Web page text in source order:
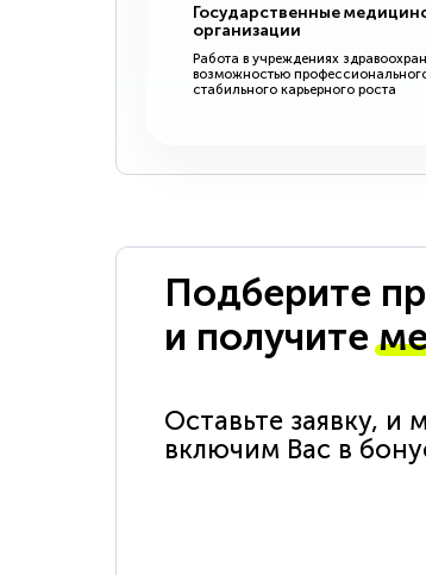
Государственные
организации
Работа в учреждениях
возможностью
стабильного карьерного роста
Подберите
и получите
Оставьте заявку, и
включим Вас в